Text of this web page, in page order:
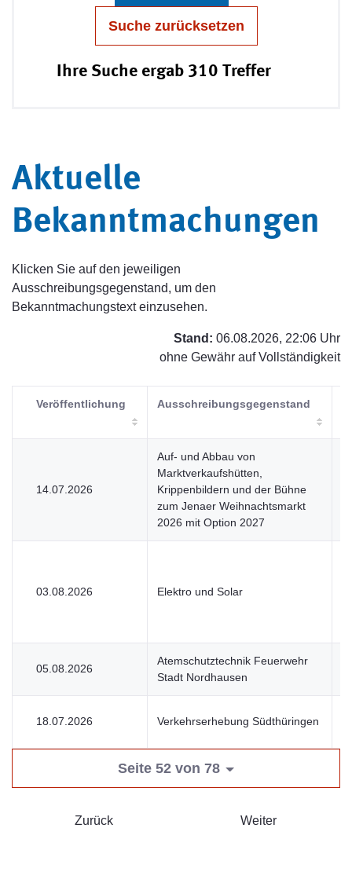
Suche zurücksetzen
Ihre Suche ergab 310 Treffer
Aktuelle
Bekanntmachungen
Klicken Sie auf den jeweiligen
Ausschreibungsgegenstand, um den
Bekanntmachungstext einzusehen.
Stand: 06.08.2026, 22:06 Uhr
ohne Gewähr auf Vollständigkeit
Veröffentlichung Ausschreibungsgegenstand
14.07.2026
Auf- und Abbau von
Marktverkaufshütten,
Krippenbildern und der Bühne
zum Jenaer Weihnachtsmarkt
2026 mit Option 2027
03.08.2026 Elektro und Solar
05.08.2026
Atemschutztechnik Feuerwehr
Stadt Nordhausen
18.07.2026 Verkehrserhebung Südthüringen
Seite 52 von 78
Zurück Weiter